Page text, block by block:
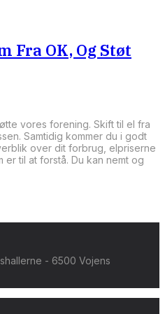
Fra OK, Og Støt
vores forening. Skift til el fra
Samtidig kommer du i godt
over dit forbrug, elpriserne
er til at forstå. Du kan nemt og
- 6500 Vojens